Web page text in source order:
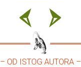
– OD ISTOG AUTORA –